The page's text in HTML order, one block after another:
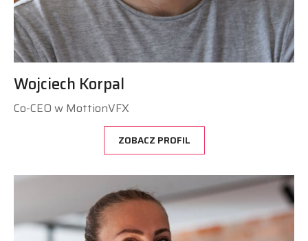
Wojciech Korpal
Co-CEO w MottionVFX
ZOBACZ PROFIL